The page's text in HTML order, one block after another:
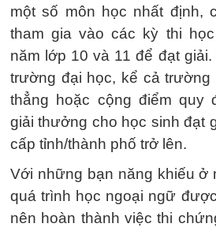
một số môn học nhất định,
tham gia vào các kỳ thi
năm lớp 10 và 11 để đạt
trường đại học, kể cả trường
thẳng hoặc cộng điểm quy
giải thưởng cho học sinh đạt
cấp tỉnh/thành phố trở lên.
Với những bạn năng khiếu ở
quá trình học ngoại ngữ
nên hoàn thành việc thi